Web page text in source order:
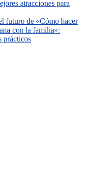
atracciones para
futuro de «Cómo hacer
con la familia»:
prácticos